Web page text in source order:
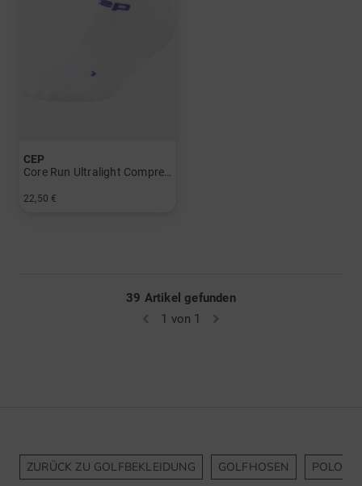
CEP
22,50 €
39 Artikel gefunden
1 von 1
ZURÜCK ZU GOLFBEKLEIDUNG GOLFHOSEN